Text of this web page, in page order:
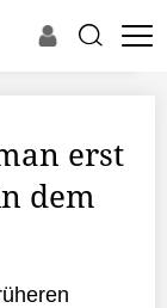
erst
dem